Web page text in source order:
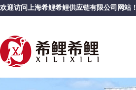
欢迎访问上海希鲤希鲤供应链有限公司网站！